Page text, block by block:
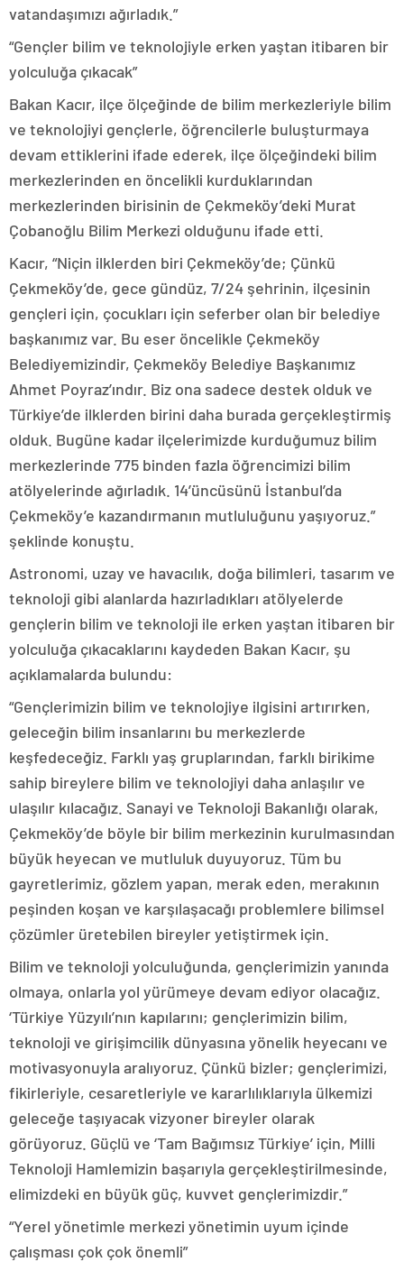
vatandaşımızı ağırladık.”
“Gençler bilim ve teknolojiyle erken yaştan itibaren bir
yolculuğa çıkacak”
Bakan Kacır, ilçe ölçeğinde de bilim merkezleriyle bilim
ve teknolojiyi gençlerle, öğrencilerle buluşturmaya
devam ettiklerini ifade ederek, ilçe ölçeğindeki bilim
merkezlerinden en öncelikli kurduklarından
merkezlerinden birisinin de Çekmeköy’deki Murat
Çobanoğlu Bilim Merkezi olduğunu ifade etti.
Kacır, “Niçin ilklerden biri Çekmeköy’de; Çünkü
Çekmeköy’de, gece gündüz, 7/24 şehrinin, ilçesinin
gençleri için, çocukları için seferber olan bir belediye
başkanımız var. Bu eser öncelikle Çekmeköy
Belediyemizindir, Çekmeköy Belediye Başkanımız
Ahmet Poyraz’ındır. Biz ona sadece destek olduk ve
Türkiye’de ilklerden birini daha burada gerçekleştirmiş
olduk. Bugüne kadar ilçelerimizde kurduğumuz bilim
merkezlerinde 775 binden fazla öğrencimizi bilim
atölyelerinde ağırladık. 14’üncüsünü İstanbul’da
Çekmeköy’e kazandırmanın mutluluğunu yaşıyoruz.”
şeklinde konuştu.
Astronomi, uzay ve havacılık, doğa bilimleri, tasarım ve
teknoloji gibi alanlarda hazırladıkları atölyelerde
gençlerin bilim ve teknoloji ile erken yaştan itibaren bir
yolculuğa çıkacaklarını kaydeden Bakan Kacır, şu
açıklamalarda bulundu:
“Gençlerimizin bilim ve teknolojiye ilgisini artırırken,
geleceğin bilim insanlarını bu merkezlerde
keşfedeceğiz. Farklı yaş gruplarından, farklı birikime
sahip bireylere bilim ve teknolojiyi daha anlaşılır ve
ulaşılır kılacağız. Sanayi ve Teknoloji Bakanlığı olarak,
Çekmeköy’de böyle bir bilim merkezinin kurulmasından
büyük heyecan ve mutluluk duyuyoruz. Tüm bu
gayretlerimiz, gözlem yapan, merak eden, merakının
peşinden koşan ve karşılaşacağı problemlere bilimsel
çözümler üretebilen bireyler yetiştirmek için.
Bilim ve teknoloji yolculuğunda, gençlerimizin yanında
olmaya, onlarla yol yürümeye devam ediyor olacağız.
‘Türkiye Yüzyılı’nın kapılarını; gençlerimizin bilim,
teknoloji ve girişimcilik dünyasına yönelik heyecanı ve
motivasyonuyla aralıyoruz. Çünkü bizler; gençlerimizi,
fikirleriyle, cesaretleriyle ve kararlılıklarıyla ülkemizi
geleceğe taşıyacak vizyoner bireyler olarak
görüyoruz. Güçlü ve ‘Tam Bağımsız Türkiye’ için, Milli
Teknoloji Hamlemizin başarıyla gerçekleştirilmesinde,
elimizdeki en büyük güç, kuvvet gençlerimizdir.”
“Yerel yönetimle merkezi yönetimin uyum içinde
çalışması çok çok önemli”